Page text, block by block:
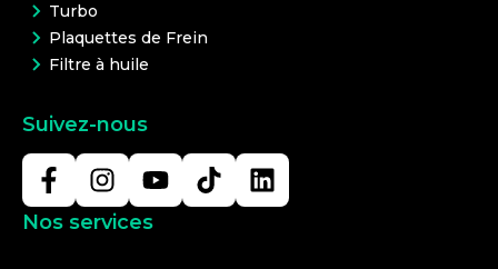
Turbo
Plaquettes de Frein
Filtre à huile
Suivez-nous
Nos services